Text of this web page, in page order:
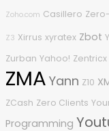
Zoho.com Casillero
Z3 Xirrus xyratex Zbot
Zurban Yahoo! Zentricx
ZMA Yann Z10
ZCash Zero Clients
Programming